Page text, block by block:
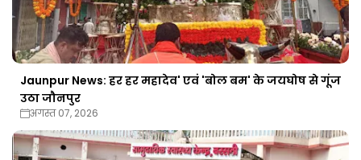
Jaunpur News: हर हर महादेव' एवं 'बोल बम' के जयघोष से गूंज
उठा जौनपुर
अगस्त 07, 2026